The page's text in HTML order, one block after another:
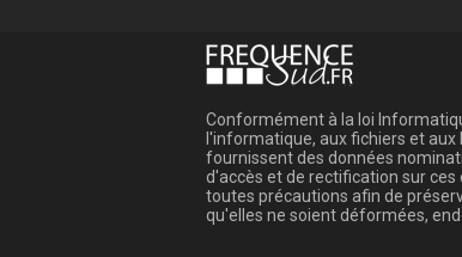
Conformément à la loi
l'informatique, aux fichiers et
fournissent des données
d'accès et de rectification sur
toutes précautions afin de
qu'elles ne soient déformées,